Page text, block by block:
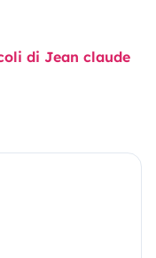
di Jean claude